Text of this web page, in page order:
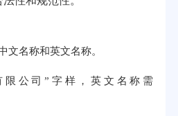
文名称和英文名称。
公司”字样，英文名称需